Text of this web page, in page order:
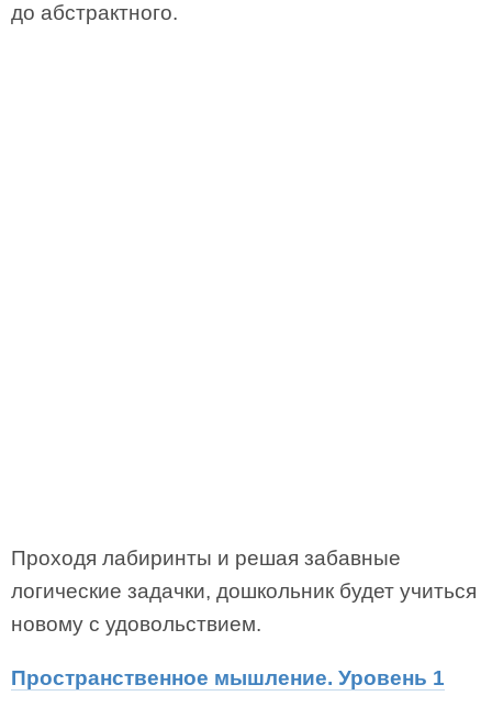
до абстрактного.
Проходя лабиринты и решая забавные
логические задачки, дошкольник будет учиться
новому с удовольствием.
Пространственное мышление. Уровень 1